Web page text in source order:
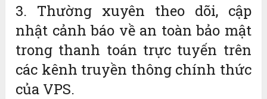
3. Thường xuyên theo dõi, cập
nhật cảnh báo về an toàn bảo mật
trong thanh toán trực tuyến trên
các kênh truyền thông chính thức
của VPS.